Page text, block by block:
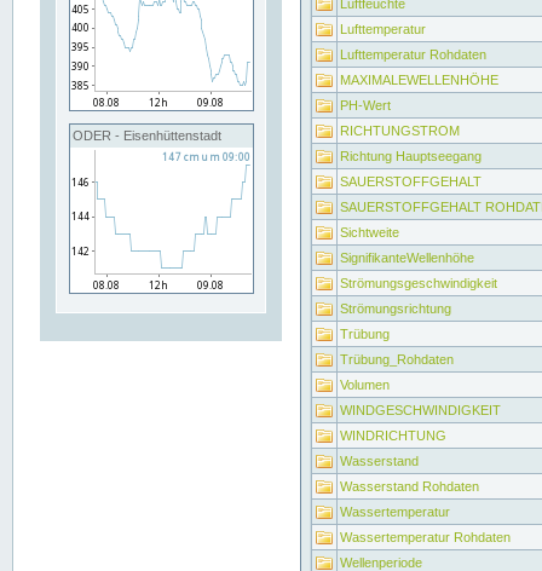
ODER - Eisenhüttenstadt
Luftfeuchte
Lufttemperatur
Lufttemperatur Rohdaten
MAXIMALEWELLENHÖHE
PH-Wert
RICHTUNGSTROM
Richtung Hauptseegang
SAUERSTOFFGEHALT
SAUERSTOFFGEHALT
Sichtweite
SignifikanteWellenhöhe
Strömungsgeschwindigkeit
Strömungsrichtung
Trübung
Trübung_Rohdaten
Volumen
WINDGESCHWINDIGKEIT
WINDRICHTUNG
Wasserstand
Wasserstand Rohdaten
Wassertemperatur
Wassertemperatur Rohdaten
Wellenperiode